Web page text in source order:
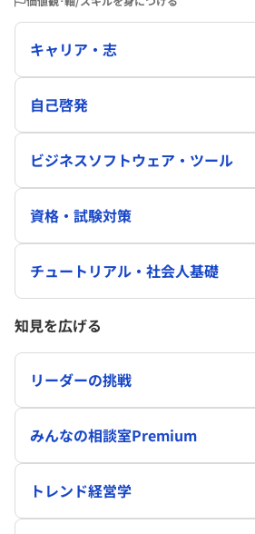
キャリア・志
自己啓発
ビジネスソフトウェア・ツール
資格・試験対策
チュートリアル・社会人基礎
知見を広げる
リーダーの挑戦
みんなの相談室Premium
トレンド経営学